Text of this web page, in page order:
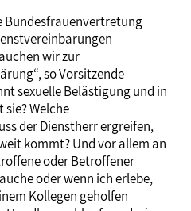
Bundesfrauenvertretung
wir zur
so Vorsitzende
sexuelle Belästigung und in
Welche
der Dienstherr ergreifen,
kommt? Und vor allem an
oder Betroffener
oder wenn ich erlebe,
Kollegen geholfen